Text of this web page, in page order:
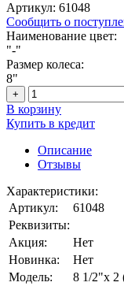
Артикул: 61048
Сообщить о
Наименование цвет:
"-"
Размер колеса:
8"
+
В корзину
Купить в кредит
Описание
Отзывы
Характеристики:
Артикул:
61048
Реквизиты:
Акция:
Нет
Новинка:
Нет
Модель:
8 1/2"х 2